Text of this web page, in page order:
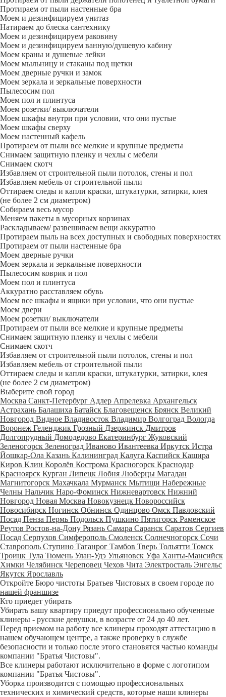
Протираем от пыли настенные бра
Моем и дезинфицируем унитаз
Натираем до блеска сантехнику
Моем и дезинфицируем раковину
Моем и дезинфицируем ванную/душевую кабину
Моем краны и душевые лейки
Моем мыльницу и стаканы под щетки
Моем дверные ручки и замок
Моем зеркала и зеркальные поверхности
Пылесосим пол
Моем пол и плинтуса
Моем розетки/ выключатели
Моем шкафы внутри при условии, что они пустые
Моем шкафы сверху
Моем настенный кафель
Протираем от пыли все мелкие и крупные предметы
Снимаем защитную пленку и чехлы с мебели
Снимаем скотч
Избавляем от строительной пыли потолок, стены и пол
Избавляем мебель от строительной пыли
Оттираем следы и капли краски, штукатурки, затирки, клея
(не более 2 см диаметром)
Собираем весь мусор
Меняем пакеты в мусорных корзинах
Раскладываем/ развешиваем вещи аккуратно
Протираем пыль на всех доступных и свободных поверхностях
Протираем от пыли настенные бра
Моем дверные ручки
Моем зеркала и зеркальные поверхности
Пылесосим коврик и пол
Моем пол и плинтуса
Аккуратно расставляем обувь
Моем все шкафы и ящики при условии, что они пустые
Моем двери
Моем розетки/ выключатели
Протираем от пыли все мелкие и крупные предметы
Снимаем защитную пленку и чехлы с мебели
Снимаем скотч
Избавляем от строительной пыли потолок, стены и пол
Избавляем мебель от строительной пыли
Оттираем следы и капли краски, штукатурки, затирки, клея
(не более 2 см диаметром)
Выберите свой город
Москва Санкт-Петербург Адлер Апрелевка Архангельск
Астрахань Балашиха Батайск Благовещенск Брянск Великий
Новгород Видное Владивосток Владимир Волгоград Вологда
Воронеж Геленджик Грозный Дзержинск Дмитров
Долгопрудный Домодедово Екатеринбург Жуковский
Зеленогорск Зеленоград Иваново Ивантеевка Иркутск Истра
Йошкар-Ола Казань Калининград Калуга Каспийск Кашира
Киров Клин Королёв Кострома Красногорск Краснодар
Красноярск Курган Липецк Лобня Люберцы Магадан
Магнитогорск Махачкала Мурманск Мытищи Набережные
Челны Нальчик Наро-Фоминск Нижневартовск Нижний
Новгород Новая Москва Новокузнецк Новороссийск
Новосибирск Ногинск Обнинск Одинцово Омск Павловский
Посад Пенза Пермь Подольск Пушкино Пятигорск Раменское
Реутов Ростов-на-Дону Рязань Самара Саранск Саратов Сергиев
Посад Серпухов Симферополь Смоленск Солнечногорск Сочи
Ставрополь Ступино Таганрог Тамбов Тверь Тольятти Томск
Троицк Тула Тюмень Улан-Удэ Ульяновск Уфа Ханты-Мансийск
Химки Челябинск Череповец Чехов Чита Электросталь Энгельс
Якутск Ярославль
Откройте Бюро чистоты Братьев Чистовых в своем городе по
нашей франшизе
Кто приедет убирать
Убирать вашу квартиру приедут профессионально обученные
клинеры - русские девушки, в возрасте от 24 до 40 лет.
Перед приемом на работу все клинеры проходят аттестацию в
нашем обучающем центре, а также проверку в службе
безопасности и только после этого становятся частью команды
компании "Братья Чистовы".
Все клинеры работают исключительно в форме с логотипом
компании "Братья Чистовы".
Уборка производится с помощью профессиональных
технических и химический средств, которые наши клинеры